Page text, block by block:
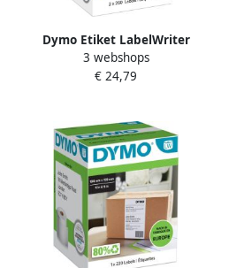
Dymo Etiket LabelWriter
adressering 36x89mm 2
rollená 260 stuks wit
3 webshops
€ 24,79